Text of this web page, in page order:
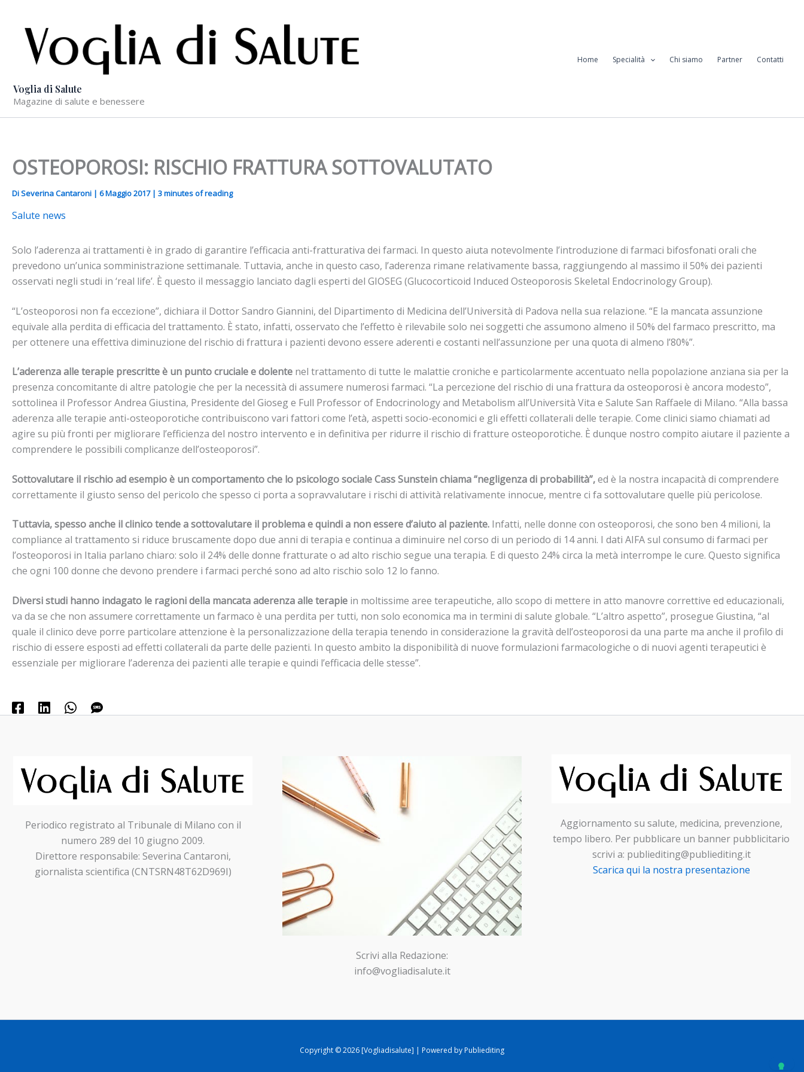
contenuto
Voglia di Salute
Magazine di salute e benessere
Home Specialità Chi siamo Partner Contatti
OSTEOPOROSI: RISCHIO FRATTURA SOTTOVALUTATO
DiSeverina Cantaroni | 6 Maggio 2017 | 3 minutes of reading
Salute news
Solo l’aderenza ai trattamenti è in grado di garantire l’efficacia anti-fratturativa dei farmaci. In questo aiuta notevolmente l’introduzione di farmaci bifosfonati orali che
prevedono un’unica somministrazione settimanale. Tuttavia, anche in questo caso, l’aderenza rimane relativamente bassa, raggiungendo al massimo il 50% dei pazienti
osservati negli studi in ‘real life’. È questo il messaggio lanciato dagli esperti del GIOSEG (Glucocorticoid Induced Osteoporosis Skeletal Endocrinology Group).
“L’osteoporosi non fa eccezione”, dichiara il Dottor Sandro Giannini, del Dipartimento di Medicina dell’Università di Padova nella sua relazione. “E la mancata assunzione
equivale alla perdita di efficacia del trattamento. È stato, infatti, osservato che l’effetto è rilevabile solo nei soggetti che assumono almeno il 50% del farmaco prescritto, ma
per ottenere una effettiva diminuzione del rischio di frattura i pazienti devono essere aderenti e costanti nell’assunzione per una quota di almeno l’80%”.
L’aderenza alle terapie prescritte è un punto cruciale e dolente nel trattamento di tutte le malattie croniche e particolarmente accentuato nella popolazione anziana sia per la
presenza concomitante di altre patologie che per la necessità di assumere numerosi farmaci. “La percezione del rischio di una frattura da osteoporosi è ancora modesto”,
sottolinea il Professor Andrea Giustina, Presidente del Gioseg e Full Professor of Endocrinology and Metabolism all’Università Vita e Salute San Raffaele di Milano. “Alla bassa
aderenza alle terapie anti-osteoporotiche contribuiscono vari fattori come l’età, aspetti socio-economici e gli effetti collaterali delle terapie. Come clinici siamo chiamati ad
agire su più fronti per migliorare l’efficienza del nostro intervento e in definitiva per ridurre il rischio di fratture osteoporotiche. È dunque nostro compito aiutare il paziente a
comprendere le possibili complicanze dell’osteoporosi”.
Sottovalutare il rischio ad esempio è un comportamento che lo psicologo sociale Cass Sunstein chiama “negligenza di probabilità”,ed è la nostra incapacità di comprendere
correttamente il giusto senso del pericolo che spesso ci porta a sopravvalutare i rischi di attività relativamente innocue, mentre ci fa sottovalutare quelle più pericolose.
Tuttavia, spesso anche il clinico tende a sottovalutare il problema e quindi a non essere d’aiuto al paziente. Infatti, nelle donne con osteoporosi, che sono ben 4 milioni, la
compliance al trattamento si riduce bruscamente dopo due anni di terapia e continua a diminuire nel corso di un periodo di 14 anni. I dati AIFA sul consumo di farmaci per
l’osteoporosi in Italia parlano chiaro: solo il 24% delle donne fratturate o ad alto rischio segue una terapia. E di questo 24% circa la metà interrompe le cure. Questo significa
che ogni 100 donne che devono prendere i farmaci perché sono ad alto rischio solo 12 lo fanno.
Diversi studi hanno indagato le ragioni della mancata aderenza alle terapie in moltissime aree terapeutiche, allo scopo di mettere in atto manovre correttive ed educazionali,
va da se che non assumere correttamente un farmaco è una perdita per tutti, non solo economica ma in termini di salute globale. “L’altro aspetto”, prosegue Giustina, “al
quale il clinico deve porre particolare attenzione è la personalizzazione della terapia tenendo in considerazione la gravità dell’osteoporosi da una parte ma anche il profilo di
rischio di essere esposti ad effetti collaterali da parte delle pazienti. In questo ambito la disponibilità di nuove formulazioni farmacologiche o di nuovi agenti terapeutici è
essenziale per migliorare l’aderenza dei pazienti alle terapie e quindi l’efficacia delle stesse”.
Periodico registrato al Tribunale di Milano con il
numero 289 del 10 giugno 2009.
Direttore responsabile: Severina Cantaroni,
giornalista scientifica (CNTSRN48T62D969I)
Scrivi alla Redazione:
info@vogliadisalute.it
Aggiornamento su salute, medicina, prevenzione,
tempo libero. Per pubblicare un banner pubblicitario
scrivi a: publiediting@publiediting.it
Scarica qui la nostra presentazione
Copyright © 2026 [Vogliadisalute] | Powered by Publiediting